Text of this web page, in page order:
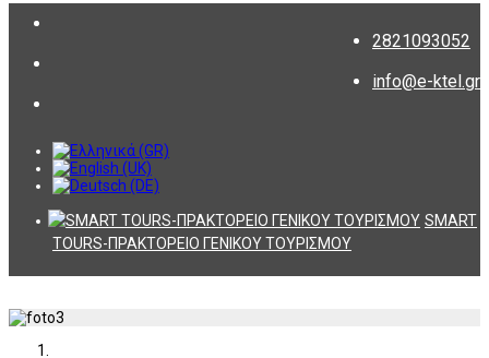
2821093052
info@e-ktel.gr
SMART
TOURS-ΠΡΑΚΤΟΡΕΙΟ ΓΕΝΙΚΟΥ ΤΟΥΡΙΣΜΟΥ